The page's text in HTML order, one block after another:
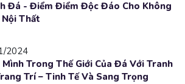
Đá - Điểm Điểm Độc Đáo Cho Không
Nội Thất
2024
Trong Thế Giới Của Đá Với Tranh
Trí – Tinh Tế Và Sang Trọng